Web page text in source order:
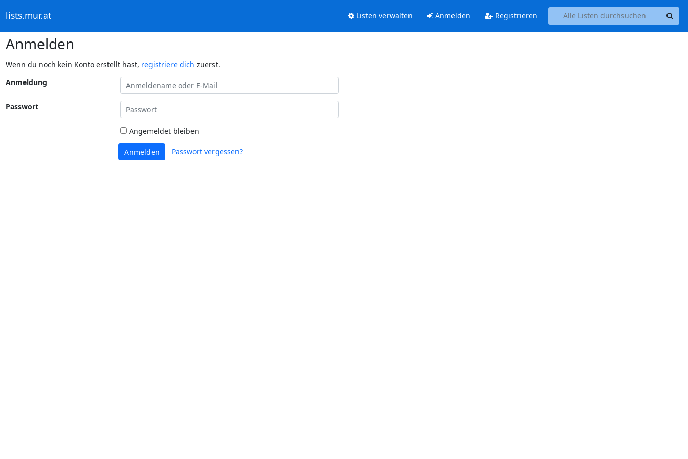
lists.mur.at Listen verwalten Anmelden Registrieren
Anmelden
Wenn du noch kein Konto erstellt hast, registriere dich zuerst.
Anmeldung
Passwort
Angemeldet bleiben
Anmelden Passwort vergessen?